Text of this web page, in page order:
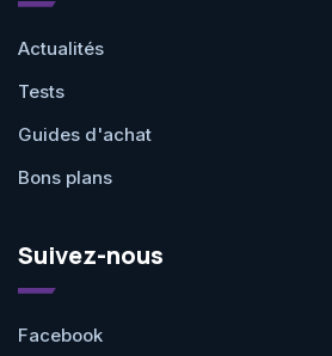
Actualités
Tests
Guides d'achat
Bons plans
Suivez-nous
Facebook